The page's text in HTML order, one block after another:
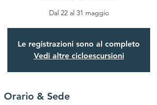
Dal 22 al 31 maggio
Le registrazioni sono al completo
Vedi altre cicloescursioni
Orario & Sede